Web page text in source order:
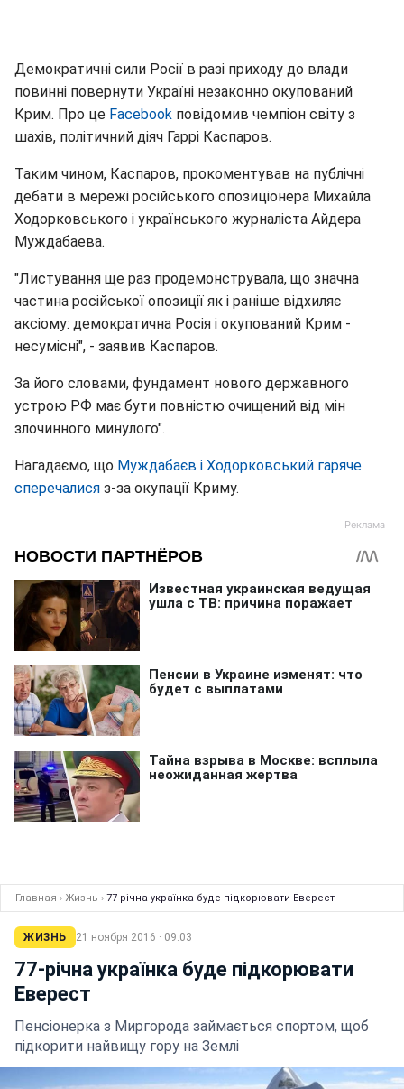
Демократичні сили Росії в разі приходу до влади
повинні повернути Україні незаконно окупований
Крим. Про це Facebook повідомив чемпіон світу з
шахів, політичний діяч Гаррі Каспаров.
Таким чином, Каспаров, прокоментував на публічні
дебати в мережі російського опозиціонера Михайла
Ходорковського і українського журналіста Айдера
Муждабаева.
"Листування ще раз продемонструвала, що значна
частина російської опозиції як і раніше відхиляє
аксіому: демократична Росія і окупований Крим -
несумісні", - заявив Каспаров.
За його словами, фундамент нового державного
устрою РФ має бути повністю очищений від мін
злочинного минулого".
Нагадаємо, що Муждабаєв і Ходорковський гаряче
сперечалися з-за окупації Криму.
Главная › Жизнь › 77-річна українка буде підкорювати Еверест
ЖИЗНЬ 21 ноября 2016 · 09:03
77-річна українка буде підкорювати
Еверест
Пенсіонерка з Миргорода займається спортом, щоб
підкорити найвищу гору на Землі